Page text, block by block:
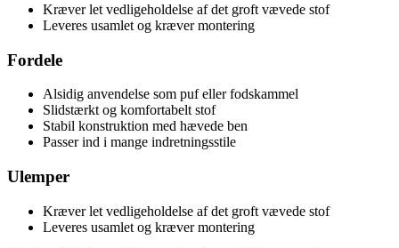
Kræver let vedligeholdelse af det groft vævede stof
Leveres usamlet og kræver montering
Fordele
Alsidig anvendelse som puf eller fodskammel
Slidstærkt og komfortabelt stof
Stabil konstruktion med hævede ben
Passer ind i mange indretningsstile
Ulemper
Kræver let vedligeholdelse af det groft vævede stof
Leveres usamlet og kræver montering